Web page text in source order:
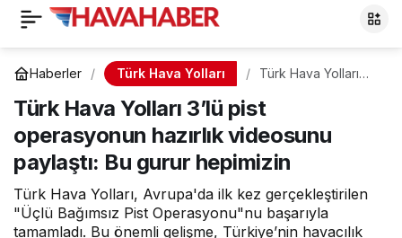
Haberler Türk Hava Yolları
Türk Hava Yolları
operasyonun
hazırlık videosunu
paylaştı: Bu gurur
Türk Hava Yolları 3’lü pist
operasyonun hazırlık videosunu
paylaştı: Bu gurur hepimizin
Türk Hava Yolları, Avrupa'da ilk kez gerçekleştirilen
"Üçlü Bağımsız Pist Operasyonu"nu başarıyla
tamamladı. Bu önemli gelişme, Türkiye’nin havacılık